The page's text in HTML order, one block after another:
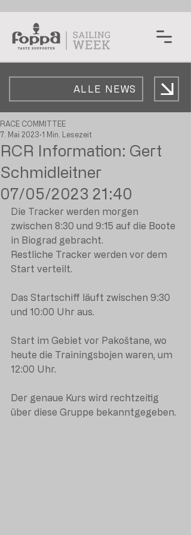
ALLE NEWS
RCR Information: Gert
Schmidleitner
07/05/2023 21:40
RACE COMMITTEE
7. Mai 2023 1 Min. Lesezeit
Die Tracker werden morgen
zwischen 8:30 und 9:15 auf die Boote
in Biograd gebracht.
Restliche Tracker werden vor dem
Start verteilt.
Das Startschiff läuft zwischen 9:30
und 10:00 Uhr aus.
Start im Gebiet vor Pakoštane, wo
heute die Trainingsbojen waren, um
12:00 Uhr.
Der genaue Kurs wird rechtzeitig
über diese Gruppe bekanntgegeben.